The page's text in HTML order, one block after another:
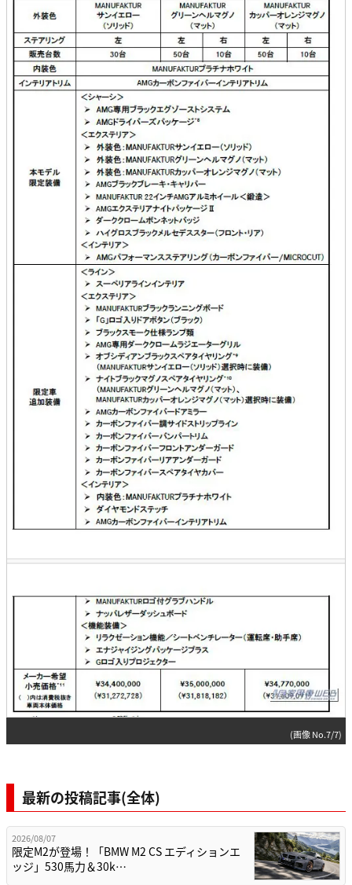
(画像 No.7/7)
最新の投稿記事(全体)
2026/08/07
限定M2が登場！「BMW M2 CS エディションエ
ッジ」530馬力＆30k…